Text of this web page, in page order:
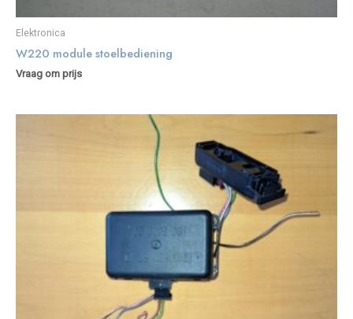
Elektronica
W220 module stoelbediening
Vraag om prijs